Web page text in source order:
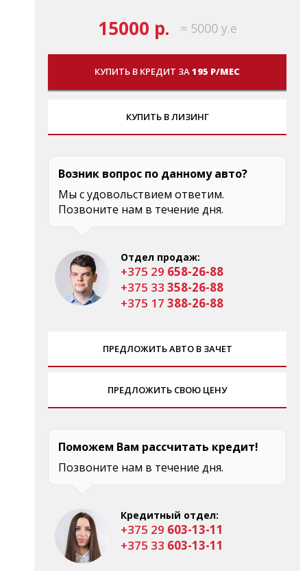
15000 р. ≈ 5000 у.е
КУПИТЬ В КРЕДИТ ЗА195 Р/МЕС
КУПИТЬ В ЛИЗИНГ
Возник вопрос по данному авто?
Мы с удовольствием ответим.
Позвоните нам в течение дня.
Отдел продаж:
+375 29 658-26-88
+375 33 358-26-88
+375 17 388-26-88
ПРЕДЛОЖИТЬ АВТО В ЗАЧЕТ
ПРЕДЛОЖИТЬ СВОЮ ЦЕНУ
Поможем Вам рассчитать кредит!
Позвоните нам в течение дня.
Кредитный отдел:
+375 29 603-13-11
+375 33 603-13-11